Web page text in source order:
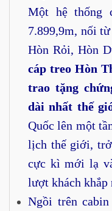
Một hệ thống
7.899,9m, nối
Hòn Rỏi, Hòn
cáp treo Hòn
trao tặng
dài nhất thế
Quốc lên một
lịch thế giới,
cực kì mới lạ
lượt khách khắp
Ngồi trên